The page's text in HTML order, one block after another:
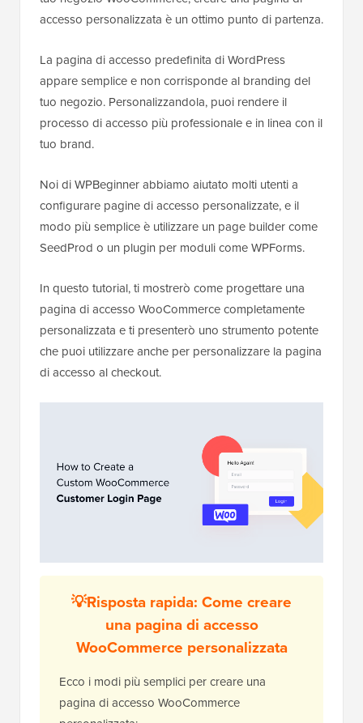
accesso personalizzata è un ottimo punto di partenza.
La pagina di accesso predefinita di WordPress
appare semplice e non corrisponde al branding del
tuo negozio. Personalizzandola, puoi rendere il
processo di accesso più professionale e in linea con il
tuo brand.
Noi di WPBeginner abbiamo aiutato molti utenti a
configurare pagine di accesso personalizzate, e il
modo più semplice è utilizzare un page builder come
SeedProd o un plugin per moduli come WPForms.
In questo tutorial, ti mostrerò come progettare una
pagina di accesso WooCommerce completamente
personalizzata e ti presenterò uno strumento potente
che puoi utilizzare anche per personalizzare la pagina
di accesso al checkout.
💡Risposta rapida: Come creare
una pagina di accesso
WooCommerce personalizzata
Ecco i modi più semplici per creare una
pagina di accesso WooCommerce